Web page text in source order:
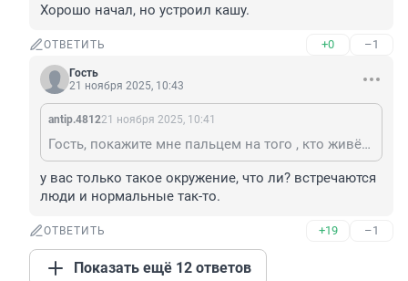
Хорошо начал, но устроил кашу.
ОТВЕТИТЬ +0 –1
Гость
21 ноября 2025, 10:43
antip.481221 ноября 2025, 10:41
Гость, покажите мне пальцем на того , кто живёт не по принципу «Лишь бы денег урвать»?
у вас только такое окружение, что ли? встречаются
люди и нормальные так-то.
ОТВЕТИТЬ +19 –1
Показать ещё 12 ответов